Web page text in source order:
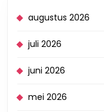
augustus 2026
juli 2026
juni 2026
mei 2026